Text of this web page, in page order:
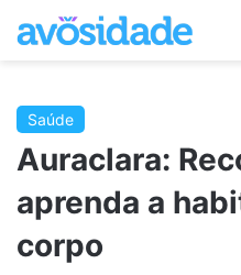
Saúde
Auraclara:
aprenda a
corpo